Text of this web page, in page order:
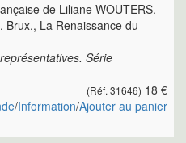
de Liliane WOUTERS.
Brux., La Renaissance du
Série
(Réf. 31646) 18 €
/Information/Ajouter au panier